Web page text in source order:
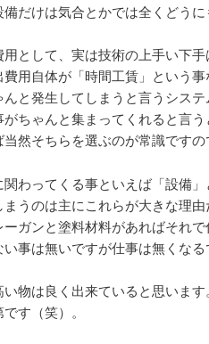
だけは気合とかでは全くどうに
として、実は技術の上手い下
用自体が「時間工賃」という
と発生してしまうと言うシス
ちゃんと集まってくれると言
然そちらを選ぶのが常識ですの
わってくる事といえば「設備
うのは主にこれらが大きな理
ーガンと塗料材料があればそれ
事は無いですが仕事は無くなる
物は良く出来ていると思いま
す（笑）。